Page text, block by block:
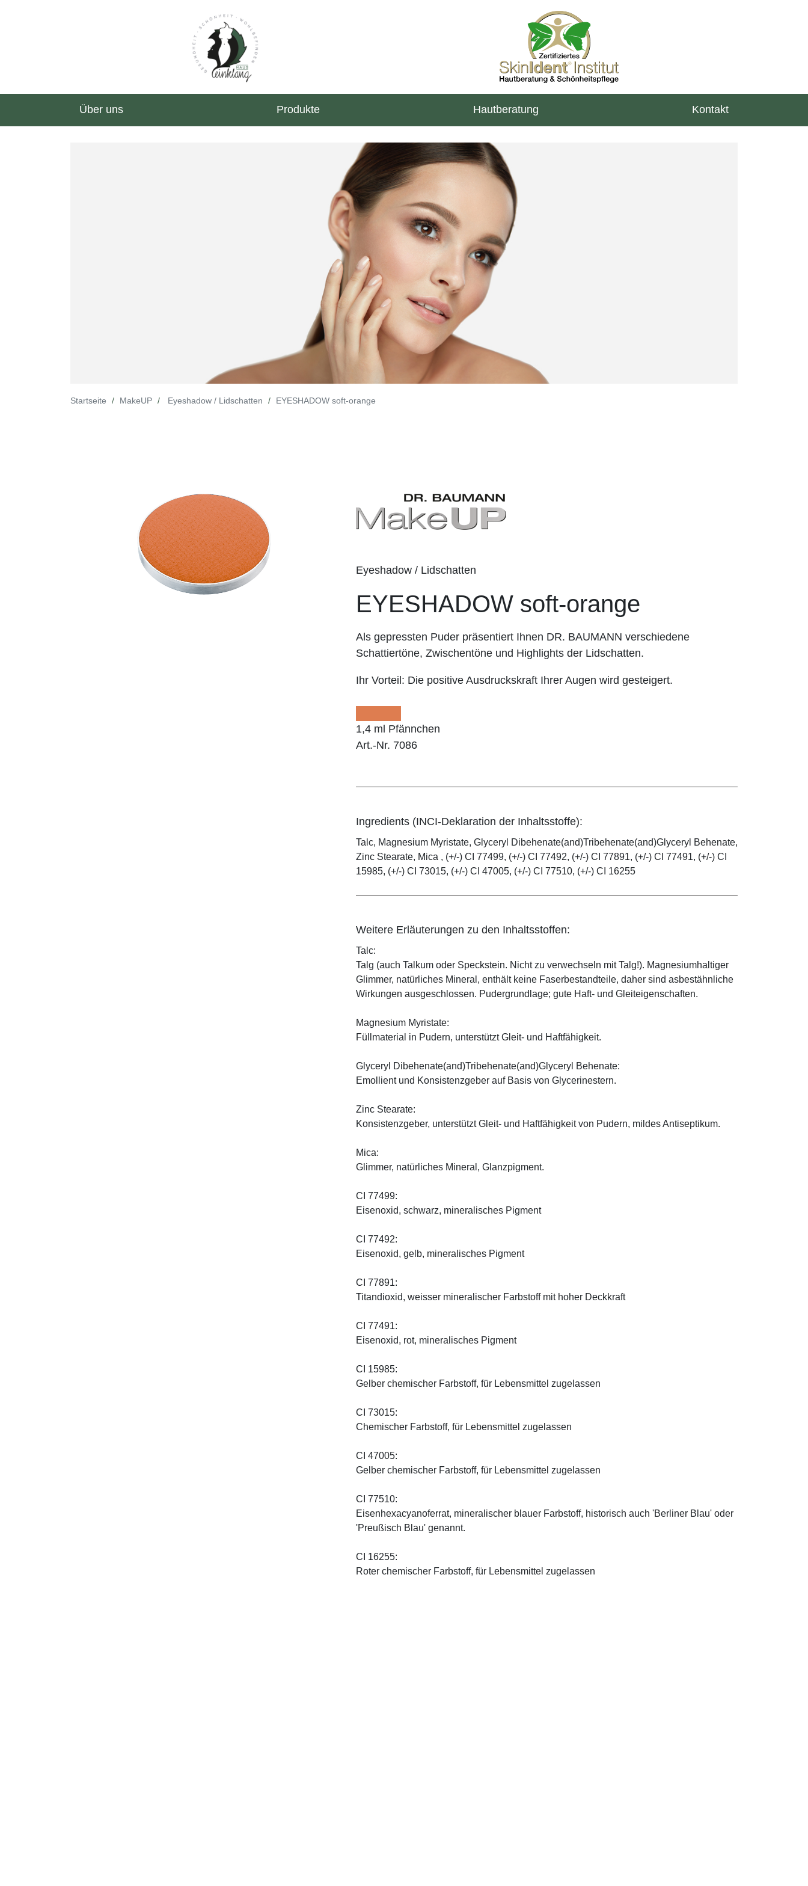
Über uns Produkte Hautberatung Kontakt
Startseite MakeUP Eyeshadow / Lidschatten EYESHADOW soft-orange
Eyeshadow / Lidschatten
EYESHADOW soft-orange
Als gepressten Puder präsentiert Ihnen DR. BAUMANN verschiedene
Schattiertöne, Zwischentöne und Highlights der Lidschatten.
Ihr Vorteil: Die positive Ausdruckskraft Ihrer Augen wird gesteigert.
1,4 ml Pfännchen
Art.-Nr. 7086
Ingredients (INCI-Deklaration der Inhaltsstoffe):
Talc, Magnesium Myristate, Glyceryl Dibehenate(and)Tribehenate(and)Glyceryl Behenate,
Zinc Stearate, Mica , (+/-) CI 77499, (+/-) CI 77492, (+/-) CI 77891, (+/-) CI 77491, (+/-) CI
15985, (+/-) CI 73015, (+/-) CI 47005, (+/-) CI 77510, (+/-) CI 16255
Weitere Erläuterungen zu den Inhaltsstoffen:
Talc:
Talg (auch Talkum oder Speckstein. Nicht zu verwechseln mit Talg!). Magnesiumhaltiger
Glimmer, natürliches Mineral, enthält keine Faserbestandteile, daher sind asbestähnliche
Wirkungen ausgeschlossen. Pudergrundlage; gute Haft- und Gleiteigenschaften.
Magnesium Myristate:
Füllmaterial in Pudern, unterstützt Gleit- und Haftfähigkeit.
Glyceryl Dibehenate(and)Tribehenate(and)Glyceryl Behenate:
Emollient und Konsistenzgeber auf Basis von Glycerinestern.
Zinc Stearate:
Konsistenzgeber, unterstützt Gleit- und Haftfähigkeit von Pudern, mildes Antiseptikum.
Mica:
Glimmer, natürliches Mineral, Glanzpigment.
CI 77499:
Eisenoxid, schwarz, mineralisches Pigment
CI 77492:
Eisenoxid, gelb, mineralisches Pigment
CI 77891:
Titandioxid, weisser mineralischer Farbstoff mit hoher Deckkraft
CI 77491:
Eisenoxid, rot, mineralisches Pigment
CI 15985:
Gelber chemischer Farbstoff, für Lebensmittel zugelassen
CI 73015:
Chemischer Farbstoff, für Lebensmittel zugelassen
CI 47005:
Gelber chemischer Farbstoff, für Lebensmittel zugelassen
CI 77510:
Eisenhexacyanoferrat, mineralischer blauer Farbstoff, historisch auch 'Berliner Blau' oder
'Preußisch Blau' genannt.
CI 16255:
Roter chemischer Farbstoff, für Lebensmittel zugelassen